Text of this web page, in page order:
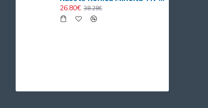
26.80€ 38.28€